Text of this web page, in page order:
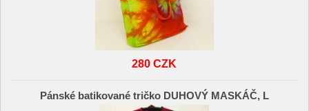
280 CZK
Pánské batikované tričko DUHOVÝ MASKÁČ, L